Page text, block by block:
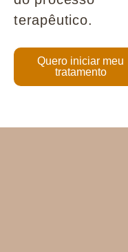
terapêutico.
Quero iniciar meu
tratamento